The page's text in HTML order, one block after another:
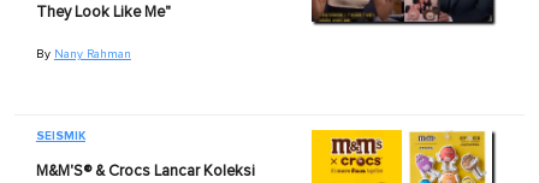
They Look Like Me"
By Nany Rahman
SEISMIK
M&M'S® & Crocs Lancar Koleksi